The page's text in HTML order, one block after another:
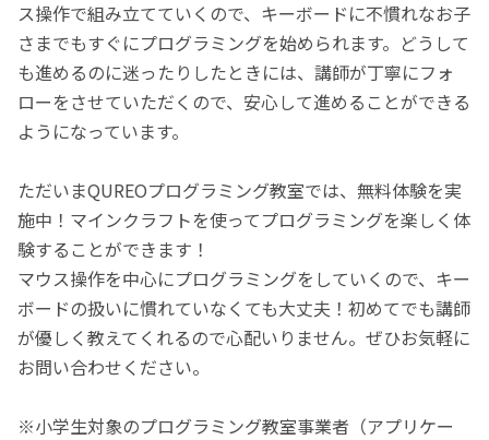
ス操作で組み立てていくので、キーボードに不慣れなお子
さまでもすぐにプログラミングを始められます。どうして
も進めるのに迷ったりしたときには、講師が丁寧にフォ
ローをさせていただくので、安心して進めることができる
ようになっています。
ただいまQUREOプログラミング教室では、無料体験を実
施中！マインクラフトを使ってプログラミングを楽しく体
験することができます！
マウス操作を中心にプログラミングをしていくので、キー
ボードの扱いに慣れていなくても大丈夫！初めてでも講師
が優しく教えてくれるので心配いりません。ぜひお気軽に
お問い合わせください。
※小学生対象のプログラミング教室事業者（アプリケー